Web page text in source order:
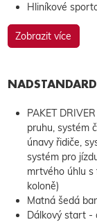
Hliníkové
Zobrazit více
PAKET
pruhu, systém
únavy řidiče,
systém pro
mrtvého úhlu s
koloně)
Matná šedá
Dálkový start -